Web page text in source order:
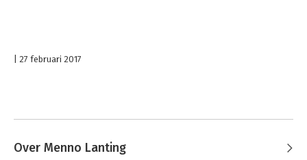
27 februari 2017
Over Menno Lanting